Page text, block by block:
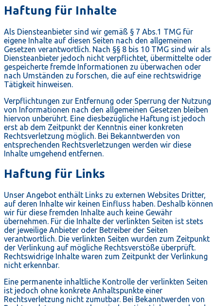
Haftung für Inhalte
Als Diensteanbieter sind wir gemäß § 7 Abs.1 TMG für
eigene Inhalte auf diesen Seiten nach den allgemeinen
Gesetzen verantwortlich. Nach §§ 8 bis 10 TMG sind wir als
Diensteanbieter jedoch nicht verpflichtet, übermittelte oder
gespeicherte fremde Informationen zu überwachen oder
nach Umständen zu forschen, die auf eine rechtswidrige
Tätigkeit hinweisen.
Verpflichtungen zur Entfernung oder Sperrung der Nutzung
von Informationen nach den allgemeinen Gesetzen bleiben
hiervon unberührt. Eine diesbezügliche Haftung ist jedoch
erst ab dem Zeitpunkt der Kenntnis einer konkreten
Rechtsverletzung möglich. Bei Bekanntwerden von
entsprechenden Rechtsverletzungen werden wir diese
Inhalte umgehend entfernen.
Haftung für Links
Unser Angebot enthält Links zu externen Websites Dritter,
auf deren Inhalte wir keinen Einfluss haben. Deshalb können
wir für diese fremden Inhalte auch keine Gewähr
übernehmen. Für die Inhalte der verlinkten Seiten ist stets
der jeweilige Anbieter oder Betreiber der Seiten
verantwortlich. Die verlinkten Seiten wurden zum Zeitpunkt
der Verlinkung auf mögliche Rechtsverstöße überprüft.
Rechtswidrige Inhalte waren zum Zeitpunkt der Verlinkung
nicht erkennbar.
Eine permanente inhaltliche Kontrolle der verlinkten Seiten
ist jedoch ohne konkrete Anhaltspunkte einer
Rechtsverletzung nicht zumutbar. Bei Bekanntwerden von